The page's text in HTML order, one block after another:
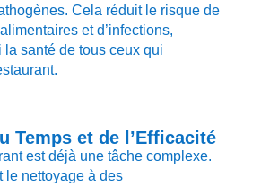
Cela réduit le risque de
et d’infections,
la santé de tous ceux qui
Temps et de l’Efficacité
est déjà une tâche complexe.
le nettoyage à des